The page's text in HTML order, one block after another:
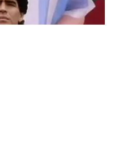
دوري أبطال إفريقيا